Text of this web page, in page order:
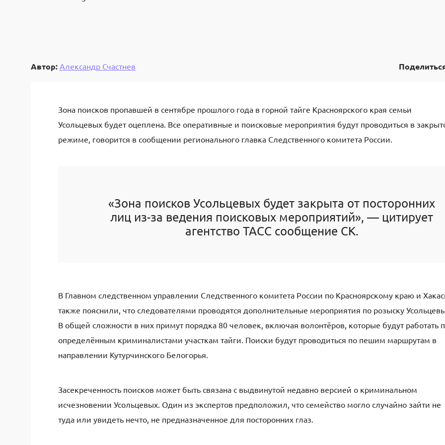
Автор: Александр Счастнев
Зона поисков пропавшей в сентябре прошлого года в горной тайге Красноярского края семьи
Усольцевых будет оцеплена. Все оперативные и поисковые мероприятия будут проводиться в
режиме, говорится в сообщении регионального главка Следственного комитета России.
«Зона поисков Усольцевых будет закрыта от посторонних
лиц из-за ведения поисковых мероприятий», — цитирует
агентство ТАСС сообщение СК.
В Главном следственном управлении Следственного комитета России по Красноярскому краю и
также пояснили, что следователями проводятся дополнительные мероприятия по розыску
В общей сложности в них примут порядка 80 человек, включая волонтёров, которые будут работать
определённым криминалистами участкам тайги. Поиски будут проводиться по пешим маршрутам в
направлении Кутурчинского Белогорья.
Засекреченность поисков может быть связана с выдвинутой недавно версией о криминальном
исчезновении Усольцевых. Один из экспертов предположил, что семейство могло случайно зайти не
туда или увидеть нечто, не предназначенное для посторонних глаз.